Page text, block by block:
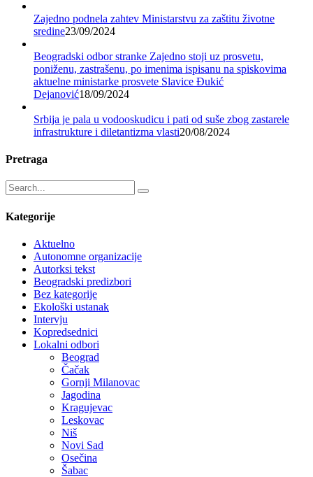
Zajedno podnela zahtev Ministarstvu za zaštitu životne
sredine23/09/2024
Beogradski odbor stranke Zajedno stoji uz prosvetu,
poniženu, zastrašenu, po imenima ispisanu na spiskovima
aktuelne ministarke prosvete Slavice Đukić
Dejanović18/09/2024
Srbija je pala u vodooskudicu i pati od suše zbog zastarele
infrastrukture i diletantizma vlasti20/08/2024
Pretraga
Kategorije
Aktuelno
Autonomne organizacije
Autorksi tekst
Beogradski predizbori
Bez kategorije
Ekološki ustanak
Intervju
Kopredsednici
Lokalni odbori
Beograd
Čačak
Gornji Milanovac
Jagodina
Kragujevac
Leskovac
Niš
Novi Sad
Osečina
Šabac